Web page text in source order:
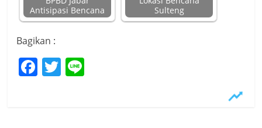
Antisipasi Bencana
Sulteng
Bagikan :
F T